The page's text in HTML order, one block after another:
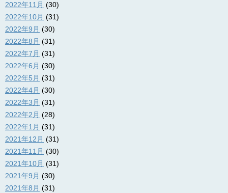
2022年11月 (30)
2022年10月 (31)
2022年9月 (30)
2022年8月 (31)
2022年7月 (31)
2022年6月 (30)
2022年5月 (31)
2022年4月 (30)
2022年3月 (31)
2022年2月 (28)
2022年1月 (31)
2021年12月 (31)
2021年11月 (30)
2021年10月 (31)
2021年9月 (30)
2021年8月 (31)